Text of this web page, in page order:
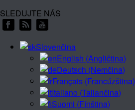
SLEDUJTE NÁS
Slovenčina
English (Angličtina)
Deutsch (Nemčina)
Français (Francúzština)
Italiano (Taliančina)
Suomi (Fínština)